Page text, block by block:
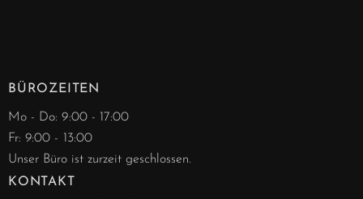
BÜROZEITEN
Mo - Do: 9:00 - 17:00
Fr: 9:00 - 13:00
Unser Büro ist zurzeit geschlossen.
KONTAKT